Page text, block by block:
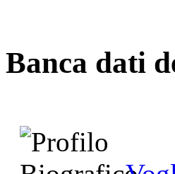
Banca dati